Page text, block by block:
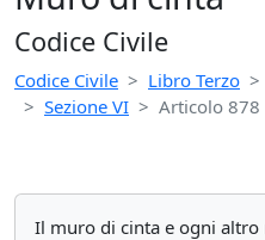
Codice Civile
Codice Civile Libro Terzo
Sezione VI
Articolo 878
Il muro di cinta e ogni